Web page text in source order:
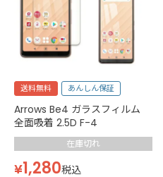
送料無料 あんしん保証
Arrows Be4 ガラスフィルム
全面吸着 2.5D F-4
在庫切れ
¥1,280税込